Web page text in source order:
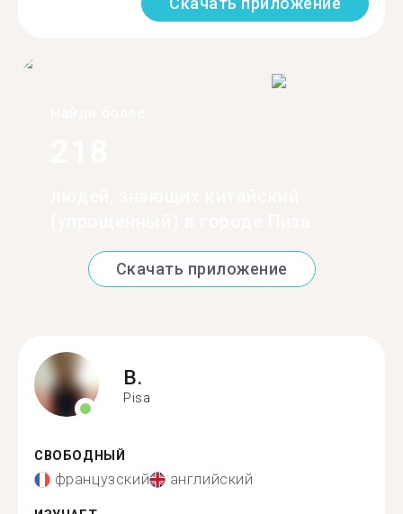
Скачать приложение
B.
Pisa
СВОБОДНЫЙ
французский английский